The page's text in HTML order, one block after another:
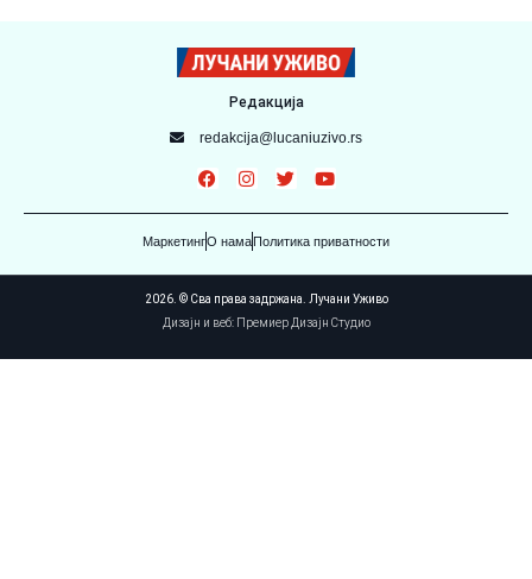
Редакција
redakcija@lucaniuzivo.rs
МаркетингО намаПолитика приватности
2026. © Сва права задржана. Лучани Уживо
Дизајн и веб: Премиер Дизајн Студио